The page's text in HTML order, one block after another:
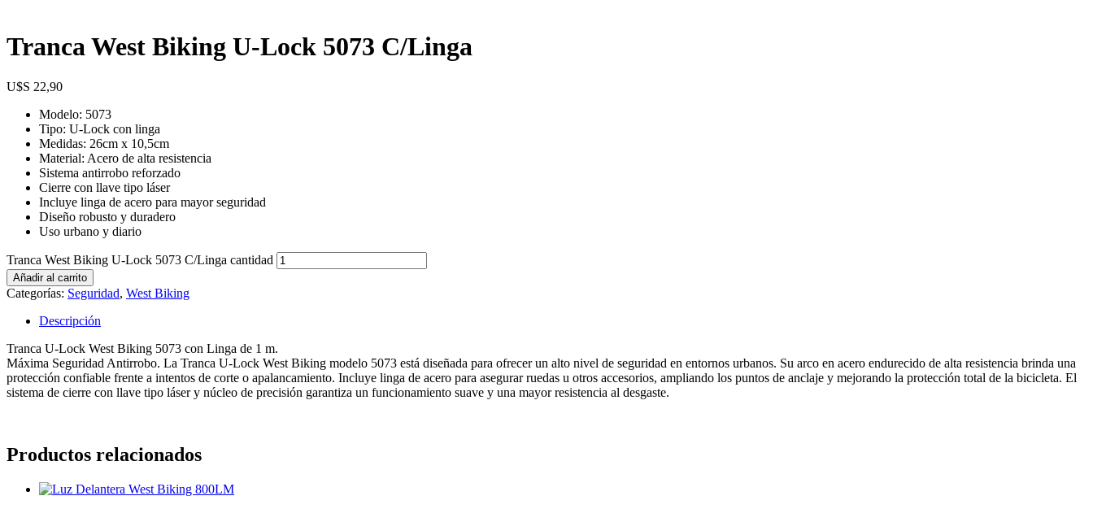
Tranca West Biking U-Lock 5073 C/Linga
$
22,90
Modelo: 5073
Tipo: U-Lock con linga
Medidas: 26cm x 10,5cm
Material: Acero de alta resistencia
Sistema antirrobo reforzado
Cierre con llave tipo láser
Incluye linga de acero para mayor seguridad
Diseño robusto y duradero
Uso urbano y diario
Tranca West Biking U-Lock 5073 C/Linga cantidad
Añadir al carrito
Categorías: Seguridad, West Biking
Descripción
Tranca U-Lock West Biking 5073 con Linga de 1 m.
Máxima Seguridad Antirrobo. La Tranca U-Lock West Biking modelo 5073 está diseñada para ofrecer un alto nivel de seguridad en entornos urbanos. Su arco en acero endurecido de alta resistencia brinda una
protección confiable frente a intentos de corte o apalancamiento. Incluye linga de acero para asegurar ruedas u otros accesorios, ampliando los puntos de anclaje y mejorando la protección total de la bicicleta. El
sistema de cierre con llave tipo láser y núcleo de precisión garantiza un funcionamiento suave y una mayor resistencia al desgaste.
Productos relacionados